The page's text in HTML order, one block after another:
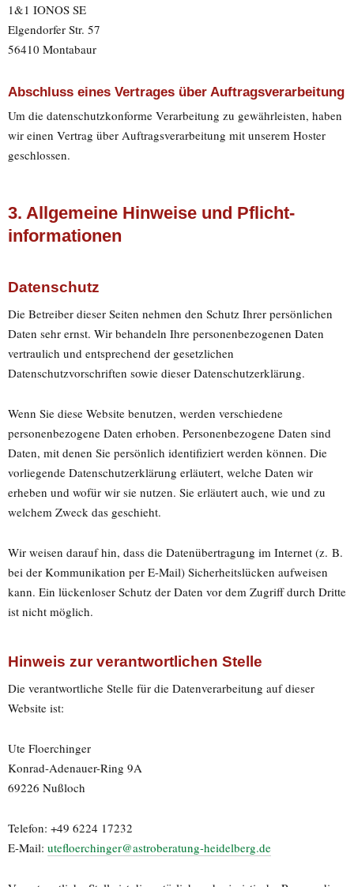
1&1 IONOS SE
Elgendorfer Str. 57
56410 Montabaur
Abschluss eines Vertrages über Auftragsverarbeitung
Um die datenschutzkonforme Verarbeitung zu gewährleisten, haben
wir einen Vertrag über Auftragsverarbeitung mit unserem Hoster
geschlossen.
3. Allgemeine Hinweise und Pflicht­
informationen
Datenschutz
Die Betreiber dieser Seiten nehmen den Schutz Ihrer persönlichen
Daten sehr ernst. Wir behandeln Ihre personenbezogenen Daten
vertraulich und entsprechend der gesetzlichen
Datenschutzvorschriften sowie dieser Datenschutzerklärung.
Wenn Sie diese Website benutzen, werden verschiedene
personenbezogene Daten erhoben. Personenbezogene Daten sind
Daten, mit denen Sie persönlich identifiziert werden können. Die
vorliegende Datenschutzerklärung erläutert, welche Daten wir
erheben und wofür wir sie nutzen. Sie erläutert auch, wie und zu
welchem Zweck das geschieht.
Wir weisen darauf hin, dass die Datenübertragung im Internet (z. B.
bei der Kommunikation per E-Mail) Sicherheitslücken aufweisen
kann. Ein lückenloser Schutz der Daten vor dem Zugriff durch Dritte
ist nicht möglich.
Hinweis zur verantwortlichen Stelle
Die verantwortliche Stelle für die Datenverarbeitung auf dieser
Website ist:
Ute Floerchinger
Konrad-Adenauer-Ring 9A
69226 Nußloch
Telefon: +49 6224 17232
E-Mail: utefloerchinger@astroberatung-heidelberg.de